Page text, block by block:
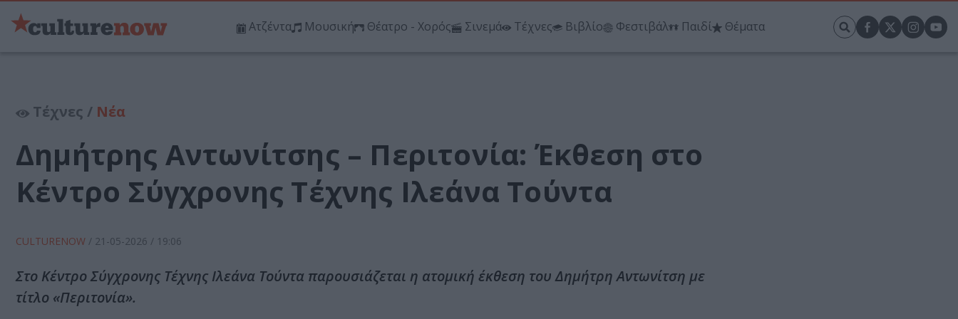
Ατζέντα Μουσική Θέατρο - Χορός Σινεμά Τέχνες Βιβλίο Φεστιβάλ Παιδί Θέματα
Τέχνες / Νέα
Δημήτρης Αντωνίτσης – Περιτονία: Έκθεση στο
Κέντρο Σύγχρονης Τέχνης Ιλεάνα Τούντα
CULTURENOW / 21-05-2026 / 19:06
Στο Κέντρο Σύγχρονης Τέχνης Ιλεάνα Τούντα παρουσιάζεται η ατομική έκθεση του Δημήτρη Αντωνίτση με
τίτλο «Περιτονία».